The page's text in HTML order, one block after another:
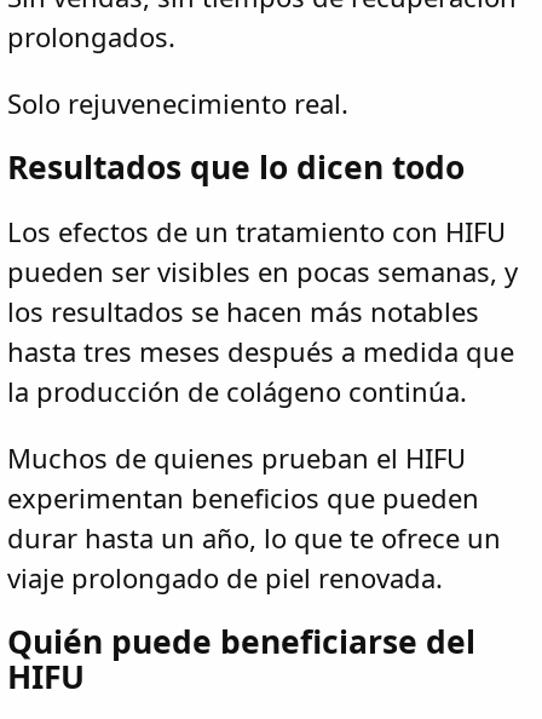
prolongados.
Solo rejuvenecimiento real.
Resultados que lo dicen todo
Los efectos de un tratamiento con HIFU
pueden ser visibles en pocas semanas, y
los resultados se hacen más notables
hasta tres meses después a medida que
la producción de colágeno continúa.
Muchos de quienes prueban el HIFU
experimentan beneficios que pueden
durar hasta un año, lo que te ofrece un
viaje prolongado de piel renovada.
Quién puede beneficiarse del
HIFU